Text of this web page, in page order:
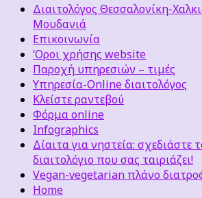
Διαιτολόγος Θεσσαλονίκη-
Μουδανιά
Επικοινωνία
‘Οροι χρήσης website
Παροχή υπηρεσιών – τιμές
Υπηρεσία-Online διαιτολόγος
Κλείστε ραντεβού
Φόρμα online
Infographics
Δίαιτα για νηστεία: σχεδιάστε
διαιτολόγιο που σας ταιριάζει!
Vegan-vegetarian πλάνο
Home